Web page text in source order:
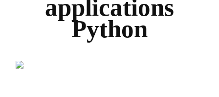
applications
Python